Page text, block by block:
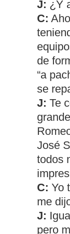
J: ¿Y
C:
de
“a
se
J: Te
José
todos
C: Yo
me
J:
pero